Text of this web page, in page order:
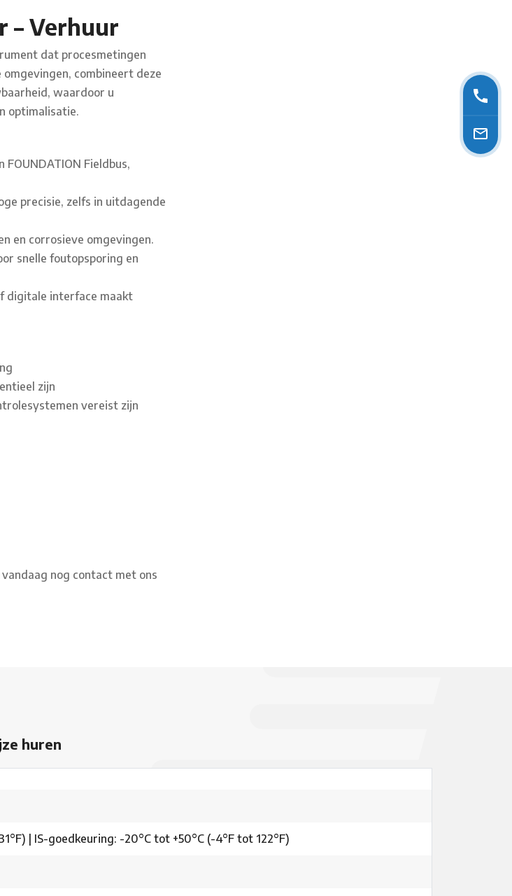
– Verhuur
dat procesmetingen
combineert deze
waardoor u
optimalisatie.
Fieldbus,
precisie, zelfs in uitdagende
en corrosieve omgevingen.
snelle foutopsporing en
digitale interface maakt
zijn
vereist zijn
nog contact met ons
huren
| IS-goedkeuring: -20°C tot +50°C (-4°F tot 122°F)